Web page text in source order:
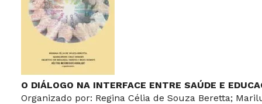
O DIÁLOGO NA INTERFACE ENTRE SAÚDE E
Organizado por: Regina Célia de Souza Beretta;